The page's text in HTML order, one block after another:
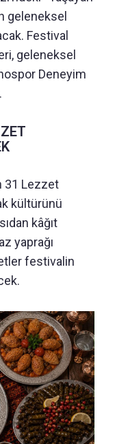
geleneksel
Festival
geleneksel
Deneyim
31 Lezzet
kültürünü
kâğıt
yaprağı
festivalin